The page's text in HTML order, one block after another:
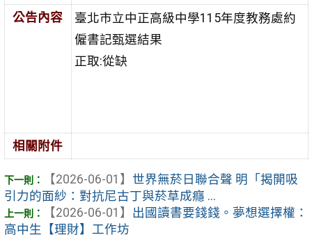
公告內容
臺北市立中正高級中學115年度教務處約
僱書記甄選結果
正取:從缺
相關附件
【2026-06-01】 世界無菸日聯合聲 明「揭開吸
引力的面紗：對抗尼古丁與菸草成癮 ...
【2026-06-01】 出國讀書要錢錢。夢想選擇權：
高中生【理財】工作坊